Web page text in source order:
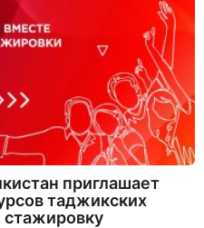
приглашает
таджикских
стажировку